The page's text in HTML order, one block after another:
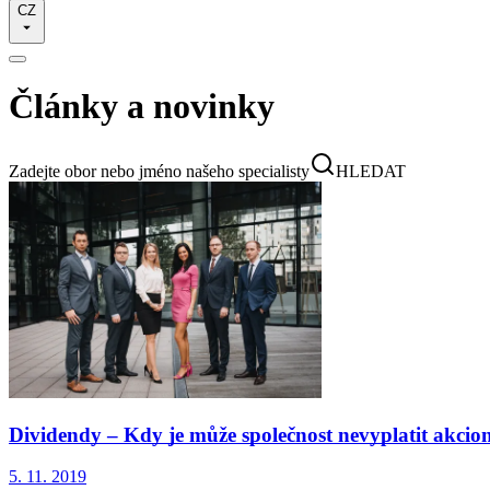
CZ
Články a novinky
Zadejte obor nebo jméno našeho specialisty HLEDAT
Dividendy – Kdy je může společnost nevyplatit
5. 11. 2019